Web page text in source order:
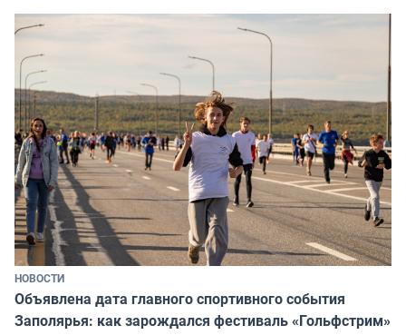
НОВОСТИ
Объявлена дата главного спортивного события
Заполярья: как зарождался фестиваль «Гольфстрим»